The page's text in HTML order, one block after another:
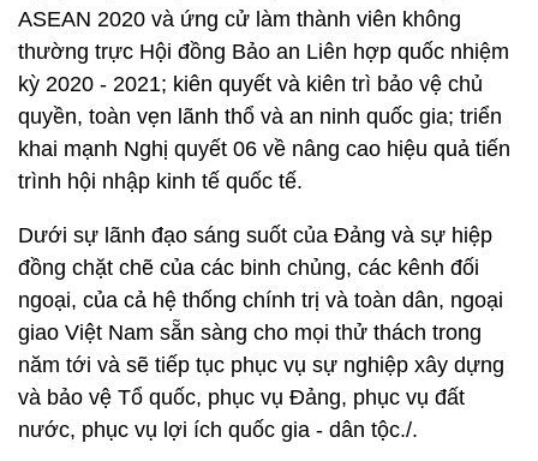
ASEAN 2020 và ứng cử làm thành viên không
thường trực Hội đồng Bảo an Liên hợp quốc nhiệm
kỳ 2020 - 2021; kiên quyết và kiên trì bảo vệ chủ
quyền, toàn vẹn lãnh thổ và an ninh quốc gia; triển
khai mạnh Nghị quyết 06 về nâng cao hiệu quả tiến
trình hội nhập kinh tế quốc tế.
Dưới sự lãnh đạo sáng suốt của Đảng và sự hiệp
đồng chặt chẽ của các binh chủng, các kênh đối
ngoại, của cả hệ thống chính trị và toàn dân, ngoại
giao Việt Nam sẵn sàng cho mọi thử thách trong
năm tới và sẽ tiếp tục phục vụ sự nghiệp xây dựng
và bảo vệ Tổ quốc, phục vụ Đảng, phục vụ đất
nước, phục vụ lợi ích quốc gia - dân tộc./.